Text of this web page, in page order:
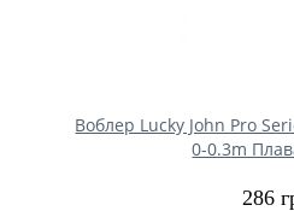
Воблер Lucky John Pro
0-0.3m
286